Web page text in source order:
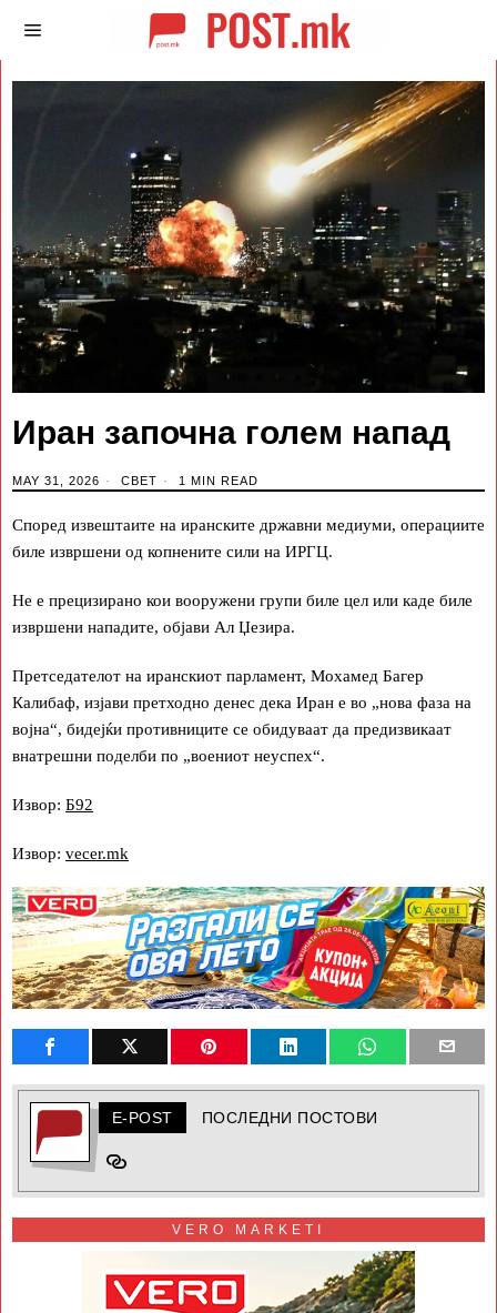
Иран започна голем напад
MAY 31, 2026 СВЕТ 1 MIN READ
Според извештаите на иранските државни медиуми, операциите
биле извршени од копнените сили на ИРГЦ.
Не е прецизирано кои вооружени групи биле цел или каде биле
извршени нападите, објави Ал Џезира.
Претседателот на иранскиот парламент, Мохамед Багер
Калибаф, изјави претходно денес дека Иран е во „нова фаза на
војна“, бидејќи противниците се обидуваат да предизвикаат
внатрешни поделби по „воениот неуспех“.
Извор: Б92
Извор: vecer.mk
E-POST ПОСЛЕДНИ ПОСТОВИ
VERO MARKETI